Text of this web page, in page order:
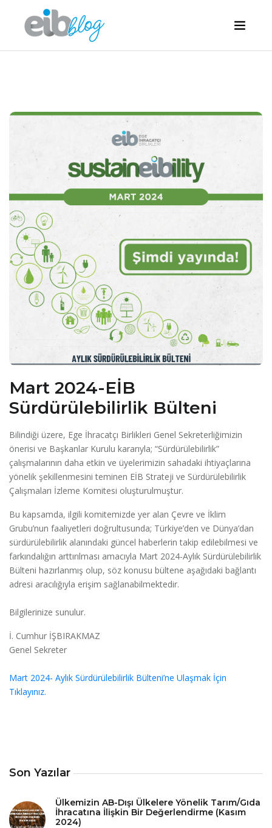
Son Yazılar
Ülkemizin AB-Dışı Ülkelere Yönelik Tarım/Gıda
İhracatına İlişkin Bir Değerlendirme (Kasım
2024)
Mart 2024-EİB
Sürdürülebilirlik Bülteni
Bilindiği üzere, Ege İhracatçı Birlikleri Genel Sekreterliğimizin
önerisi ve Başkanlar Kurulu kararıyla; “Sürdürülebilirlik”
çalışmalarının daha etkin ve üyelerimizin sahadaki ihtiyaçlarına
yönelik şekillenmesini teminen EİB Strateji ve Sürdürülebilirlik
Çalışmaları İzleme Komitesi oluşturulmuştur.
Bu kapsamda, ilgili komitemizde yer alan Çevre ve İklim
Grubu’nun faaliyetleri doğrultusunda; Türkiye’den ve Dünya’dan
sürdürülebilirlik alanındaki güncel haberlerin takip edilebilmesi ve
farkındalığın arttırılması amacıyla Mart 2024-Aylık Sürdürülebilirlik
Bülteni hazırlanmış olup, söz konusu bültene aşağıdaki bağlantı
adresi aracılığıyla erişim sağlanabilmektedir.
Bilgilerinize sunulur.
İ. Cumhur İŞBIRAKMAZ
Genel Sekreter
Mart 2024- Aylık Sürdürülebilirlik Bülteni’ne Ulaşmak İçin
Tıklayınız.